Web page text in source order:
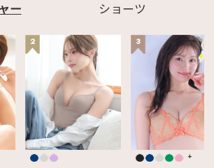
ー ショーツ
2 3
+